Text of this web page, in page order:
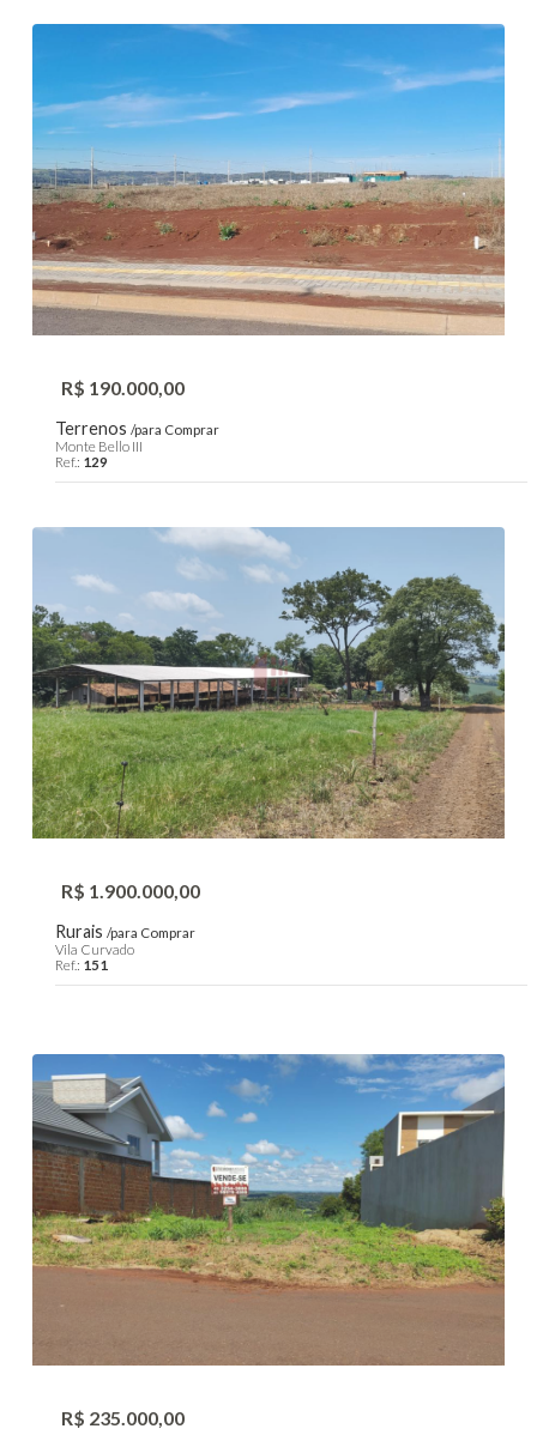
R$ 190.000,00
Terrenos /para Comprar
Monte Bello III
Ref.: 129
R$ 1.900.000,00
Rurais /para Comprar
Vila Curvado
Ref.: 151
R$ 235.000,00